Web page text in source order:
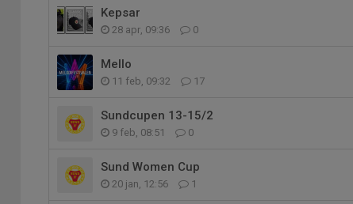
Kepsar
28 apr, 09:36 0
Mello
11 feb, 09:32 17
Sundcupen 13-15/2
9 feb, 08:51 0
Sund Women Cup
20 jan, 12:56 1